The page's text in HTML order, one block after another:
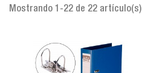
Mostrando 1-22 de 22 artículo(s)